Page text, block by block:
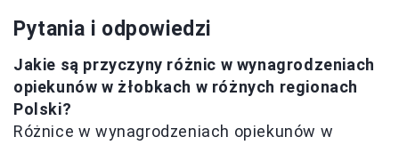
Pytania i odpowiedzi
Jakie są przyczyny różnic w wynagrodzeniach
opiekunów w żłobkach w różnych regionach
Polski?
Różnice w wynagrodzeniach opiekunów w